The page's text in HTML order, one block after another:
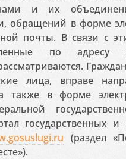
и их
обращений в форме
почты. В связи с
по адресу
лица, вправе
также в форме
государственных и
(раздел